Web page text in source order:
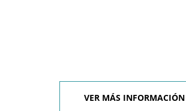
VER MÁS INFORMACIÓN